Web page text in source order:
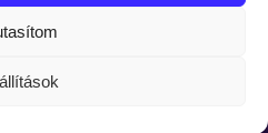
Teniszvilag.com